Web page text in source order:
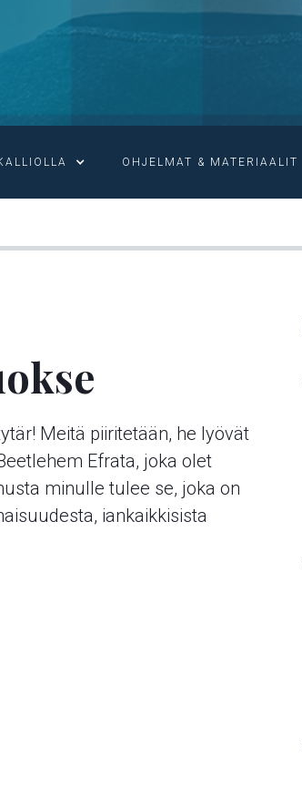
OHJELMAT & MATERIAALIT
Meitä piiritetään, he lyövät
Efrata, joka olet
minulle tulee se, joka on
iankaikkisista